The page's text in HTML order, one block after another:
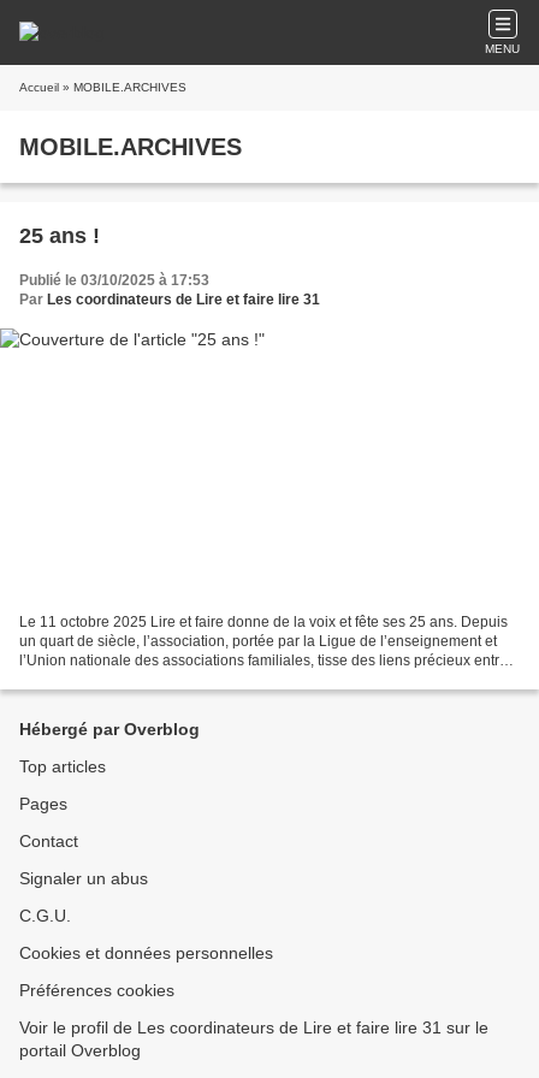
MENU
Accueil » MOBILE.ARCHIVES
MOBILE.ARCHIVES
25 ans !
Publié le 03/10/2025 à 17:53
Par Les coordinateurs de Lire et faire lire 31
Le 11 octobre 2025 Lire et faire donne de la voix et fête ses 25 ans. Depuis
un quart de siècle, l’association, portée par la Ligue de l’enseignement et
l’Union nationale des associations familiales, tisse des liens précieux entre
Hébergé par Overblog
Top articles
Pages
Contact
Signaler un abus
C.G.U.
Cookies et données personnelles
Préférences cookies
Voir le profil de Les coordinateurs de Lire et faire lire 31 sur le
portail Overblog